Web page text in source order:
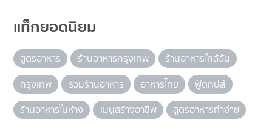
แท็กยอดนิยม
สูตรอาหาร ร้านอาหารกรุงเทพ
ร้านอาหารใกล้ฉัน
กรุงเทพ
รวมร้านอาหาร อาหารไทย
ฟู้ดทิปส์
ร้านอาหารในห้าง
เมนูสร้างอาชีพ สูตรอาหารทำง่าย